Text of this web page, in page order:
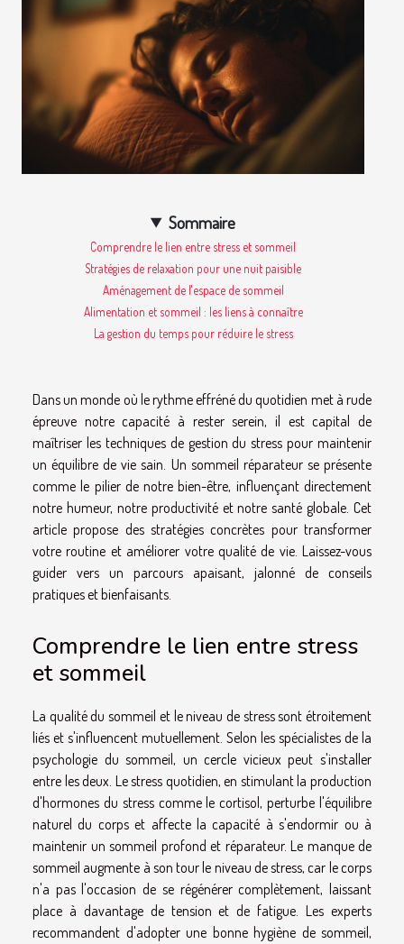
Sommaire
Comprendre le lien entre stress et sommeil
Stratégies de relaxation pour une nuit paisible
Aménagement de l'espace de sommeil
Alimentation et sommeil : les liens à connaître
La gestion du temps pour réduire le stress
Dans un monde où le rythme effréné du quotidien met à rude
épreuve notre capacité à rester serein, il est capital de
maîtriser les techniques de gestion du stress pour maintenir
un équilibre de vie sain. Un sommeil réparateur se présente
comme le pilier de notre bien-être, influençant directement
notre humeur, notre productivité et notre santé globale. Cet
article propose des stratégies concrètes pour transformer
votre routine et améliorer votre qualité de vie. Laissez-vous
guider vers un parcours apaisant, jalonné de conseils
pratiques et bienfaisants.
Comprendre le lien entre stress
et sommeil
La qualité du sommeil et le niveau de stress sont étroitement
liés et s'influencent mutuellement. Selon les spécialistes de la
psychologie du sommeil, un cercle vicieux peut s'installer
entre les deux. Le stress quotidien, en stimulant la production
d'hormones du stress comme le cortisol, perturbe l'équilibre
naturel du corps et affecte la capacité à s'endormir ou à
maintenir un sommeil profond et réparateur. Le manque de
sommeil augmente à son tour le niveau de stress, car le corps
n'a pas l'occasion de se régénérer complètement, laissant
place à davantage de tension et de fatigue. Les experts
recommandent d'adopter une bonne hygiène de sommeil,